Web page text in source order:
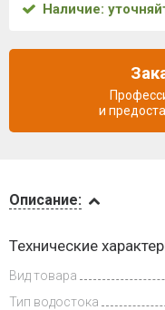
и оплата
Описание:
Технические
Вид товара
Тип водостока
Наличие:
и